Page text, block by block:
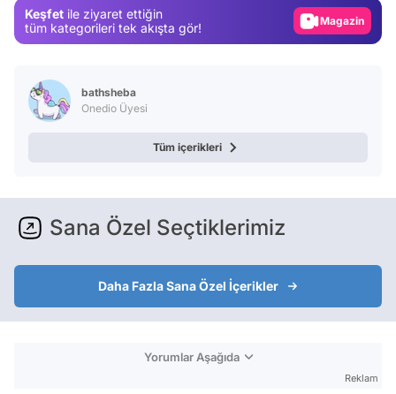
Keşfet ile ziyaret ettiğin
tüm kategorileri tek akışta gör!
Video
bathsheba
Onedio Üyesi
Tüm içerikleri
Sana Özel Seçtiklerimiz
Daha Fazla Sana Özel İçerikler
Yorumlar Aşağıda
Reklam